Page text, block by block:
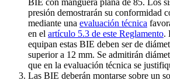
BIE con manguera plana de 85. Los
presión demostrarán su conformidad
mediante una evaluación técnica
en el artículo 5.3 de este Reglamento.
equipan estas BIE deben ser de
superior a 12 mm. Se admitirán
que en la evaluación técnica se
Las BIE deberán montarse sobre un